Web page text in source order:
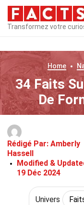
Transformez votre
Home
34 Faits
De
Rédigé Par: Amberly
Hassell
Modified &
19 Déc 2024
Univers